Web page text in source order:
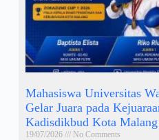
Mahasiswa Universitas
Gelar Juara pada
Kadisdikbud Kota
19/07/2026 No Comments